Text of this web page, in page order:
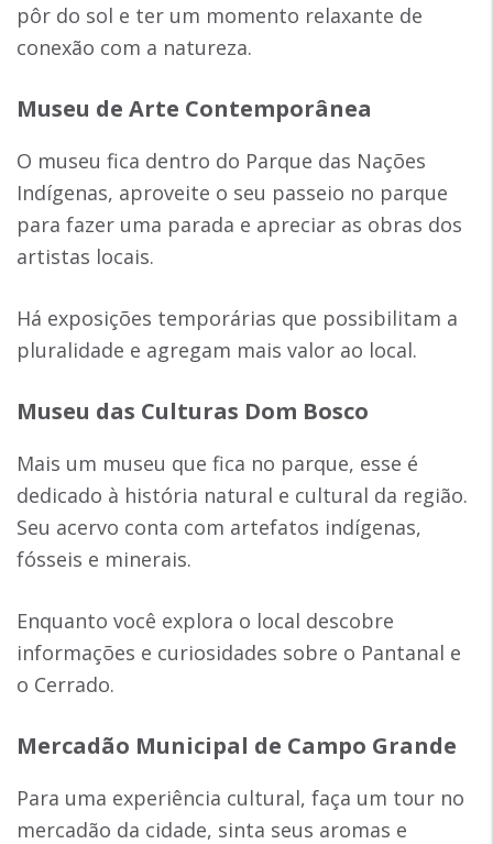
pôr do sol e ter um momento relaxante de
conexão com a natureza.
Museu de Arte Contemporânea
O museu fica dentro do Parque das Nações
Indígenas, aproveite o seu passeio no parque
para fazer uma parada e apreciar as obras dos
artistas locais.
Há exposições temporárias que possibilitam a
pluralidade e agregam mais valor ao local.
Museu das Culturas Dom Bosco
Mais um museu que fica no parque, esse é
dedicado à história natural e cultural da região.
Seu acervo conta com artefatos indígenas,
fósseis e minerais.
Enquanto você explora o local descobre
informações e curiosidades sobre o Pantanal e
o Cerrado.
Mercadão Municipal de Campo Grande
Para uma experiência cultural, faça um tour no
mercadão da cidade, sinta seus aromas e